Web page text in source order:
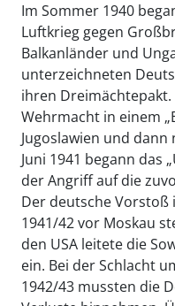
Im Sommer 1940
Luftkrieg gegen
Balkanländer und
unterzeichneten
ihren
Wehrmacht in einem
Jugoslawien und
Juni 1941 begann das
der Angriff auf die
Der deutsche
1941/42 vor Moskau
den USA leitete die
ein. Bei der Schlacht
1942/43 mussten die